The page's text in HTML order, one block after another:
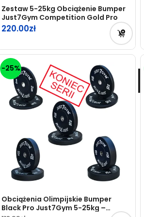
Zestaw 5-25kg Obciążenie Bumper
Just7Gym Competition Gold Pro
220.00
-25%
Obciążenia Olimpijskie Bumper
Black Pro Just7Gym 5-25kg –